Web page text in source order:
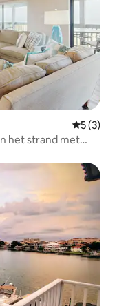
5 (3)
het strand met